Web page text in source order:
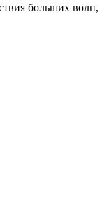
больших волн,